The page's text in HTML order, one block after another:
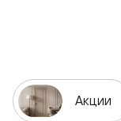
Акции